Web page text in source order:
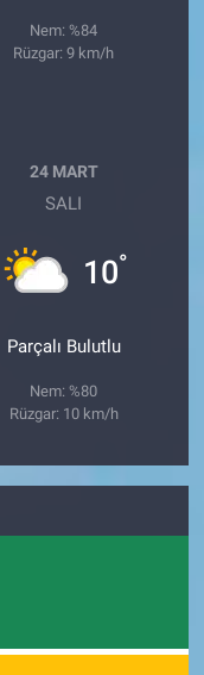
Nem: %84
Rüzgar: 9 km/h
24 MART
SALI
10°
Parçalı Bulutlu
Nem: %80
Rüzgar: 10 km/h